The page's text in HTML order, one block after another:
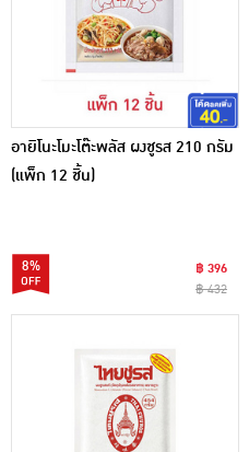
อายิโนะโมะโต๊ะพลัส ผงชูรส 210 กรัม
(แพ็ก 12 ชิ้น)
8%
฿ 396
฿ 432